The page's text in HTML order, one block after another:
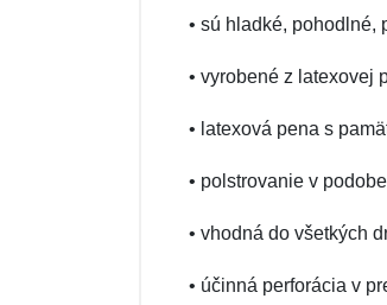
• sú hladké, pohodlné,
• vyrobené z latexovej
• latexová pena s
• polstrovanie v
• vhodná do všetkých
• účinná perforácia v